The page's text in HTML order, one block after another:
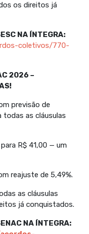
os direitos já
NA ÍNTEGRA:
coletivos/770-
2026 –
previsão de
todas as cláusulas
R$ 41,00 — um
reajuste de 5,49%.
as cláusulas
já conquistados.
NA ÍNTEGRA: